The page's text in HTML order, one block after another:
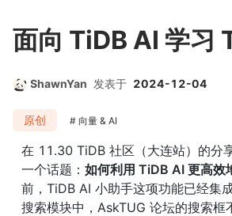
面向 TiDB AI 学习
ShawnYan 发表于 2024-12-04
原创 向量 & AI
在 11.30 TiDB 社区（大连站）的分
一个话题： 如何利用 TiDB AI 更高效
前，TiDB AI 小助手这项功能已经集
搜索模块中，AskTUG 论坛的搜索框